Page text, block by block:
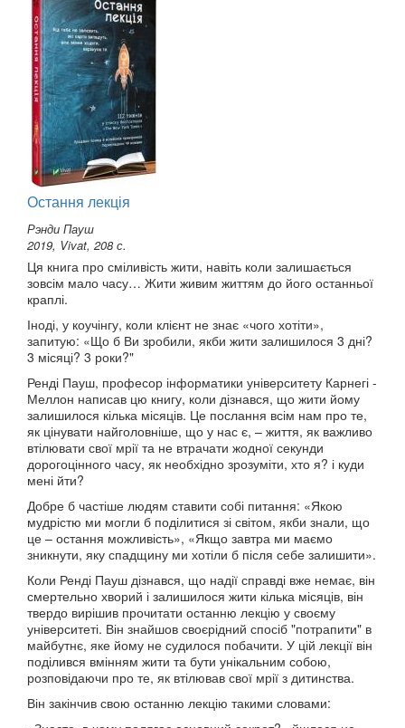
Остання лекція
Рэнди Пауш
2019, Vivat, 208 с.
Ця книга про сміливість жити, навіть коли залишається
зовсім мало часу… Жити живим життям до його останньої
краплі.
Іноді, у коучінгу, коли клієнт не знає «чого хотіти»,
запитую: «Що б Ви зробили, якби жити залишилося 3 дні?
3 місяці? 3 роки?"
Ренді Пауш, професор інформатики університету Карнегі -
Меллон написав цю книгу, коли дізнався, що жити йому
залишилося кілька місяців. Це послання всім нам про те,
як цінувати найголовніше, що у нас є, – життя, як важливо
втілювати свої мрії та не втрачати жодної секунди
дорогоцінного часу, як необхідно зрозуміти, хто я? і куди
мені йти?
Добре б частіше людям ставити собі питання: «Якою
мудрістю ми могли б поділитися зі світом, якби знали, що
це – остання можливість», «Якщо завтра ми маємо
зникнути, яку спадщину ми хотіли б після себе залишити».
Коли Ренді Пауш дізнався, що надії справді вже немає, він
смертельно хворий і залишилося жити кілька місяців, він
твердо вирішив прочитати останню лекцію у своєму
університеті. Він знайшов своєрідний спосіб "потрапити" в
майбутнє, яке йому не судилося побачити. У цій лекції він
поділився вмінням жити та бути унікальним собою,
розповідаючи про те, як втілював свої мрії з дитинства.
Він закінчив свою останню лекцію такими словами: